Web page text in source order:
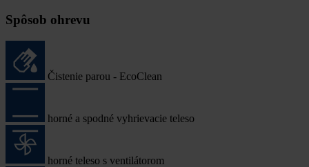
Spôsob ohrevu
Čistenie parou - EcoClean
horné a spodné vyhrievacie teleso
horné teleso s ventilátorom